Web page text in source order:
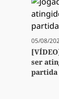
05/08/
ser